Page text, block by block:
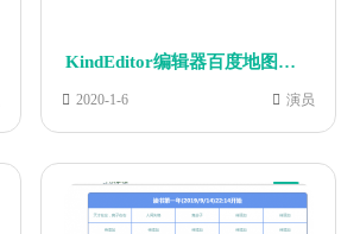
KindEditor编辑器百度地图修改
2020-1-6 演员